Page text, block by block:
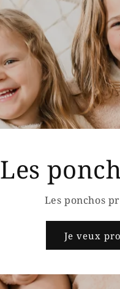
Les
Les ponchos
Je veux